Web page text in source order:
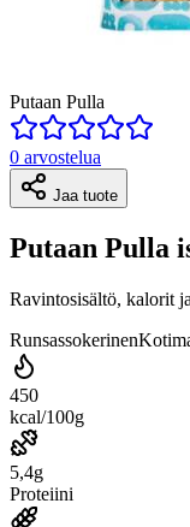
Putaan Pulla
0 arvostelua
Jaa tuote
Putaan Pulla
Ravintosisältö, kalorit
Runsassokerinen
450
kcal/100g
5,4g
Proteiini